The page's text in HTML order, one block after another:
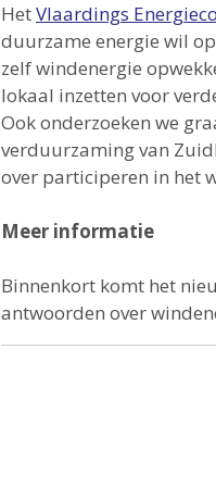
HetVlaardings
duurzame energie wil
zelf windenergie
lokaal inzetten voor
Ook onderzoeken we
verduurzaming van
over participeren in het
Meer informatie
Binnenkort komt het
antwoorden over